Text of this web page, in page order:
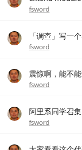
fsword
「调查」写一
fsword
震惊啊，能不
fsword
阿里系同学召
fsword